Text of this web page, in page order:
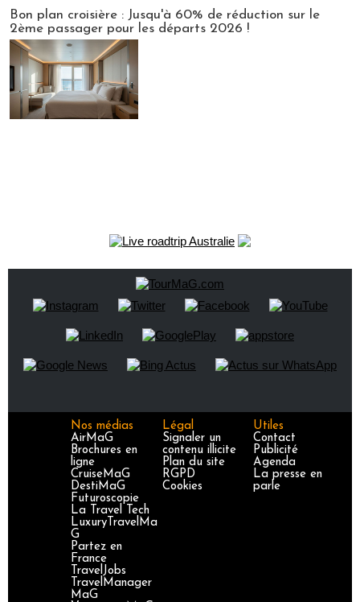
Bon plan croisière : Jusqu'à 60% de réduction sur le
2ème passager pour les départs 2026 !
Nos médias
AirMaG
Brochures en
ligne
CruiseMaG
DestiMaG
Futuroscopie
La Travel Tech
LuxuryTravelMa
G
Partez en
France
TravelJobs
TravelManager
MaG
Légal
Signaler un
contenu illicite
Plan du site
RGPD
Cookies
Utiles
Contact
Publicité
Agenda
La presse en
parle